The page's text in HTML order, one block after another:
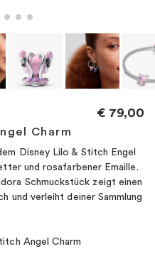
Charm
€ 79,00
Disney Lilo & Stitch Engel
und rosafarbener Emaille.
Schmuckstück zeigt einen
und verleiht deiner Sammlung
Angel Charm